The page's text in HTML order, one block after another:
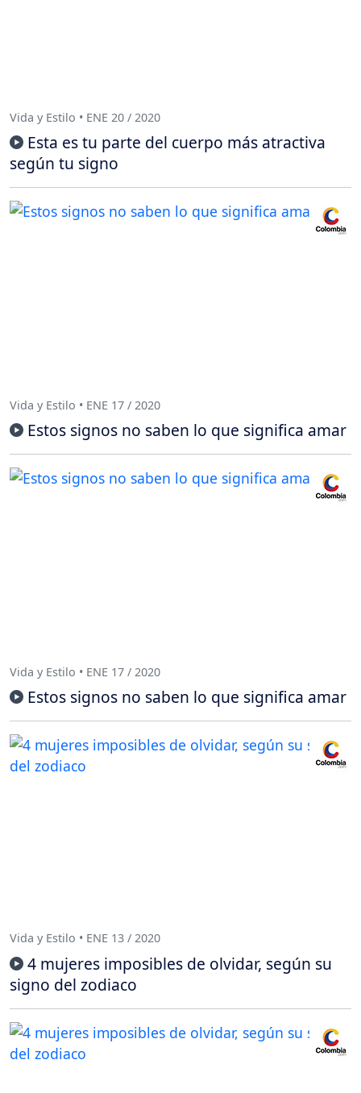
Vida y Estilo • ENE 20 / 2020
Esta es tu parte del cuerpo más atractiva
según tu signo
Vida y Estilo • ENE 17 / 2020
Estos signos no saben lo que significa amar
Vida y Estilo • ENE 17 / 2020
Estos signos no saben lo que significa amar
Vida y Estilo • ENE 13 / 2020
4 mujeres imposibles de olvidar, según su
signo del zodiaco